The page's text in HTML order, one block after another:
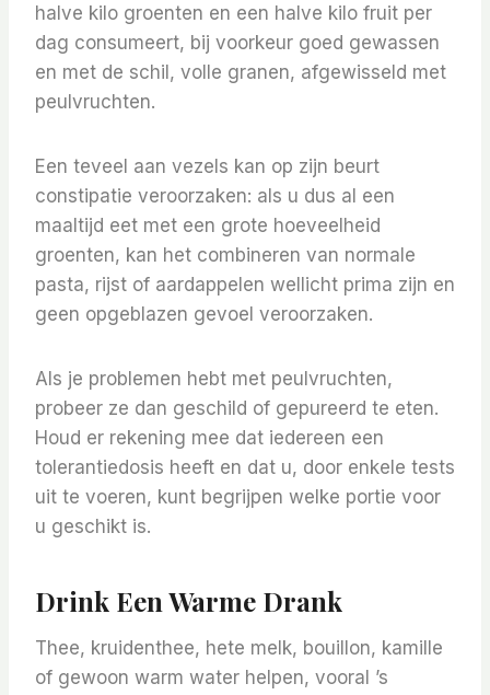
halve kilo groenten en een halve kilo fruit per
dag consumeert, bij voorkeur goed gewassen
en met de schil, volle granen, afgewisseld met
peulvruchten.
Een teveel aan vezels kan op zijn beurt
constipatie veroorzaken: als u dus al een
maaltijd eet met een grote hoeveelheid
groenten, kan het combineren van normale
pasta, rijst of aardappelen wellicht prima zijn en
geen opgeblazen gevoel veroorzaken.
Als je problemen hebt met peulvruchten,
probeer ze dan geschild of gepureerd te eten.
Houd er rekening mee dat iedereen een
tolerantiedosis heeft en dat u, door enkele tests
uit te voeren, kunt begrijpen welke portie voor
u geschikt is.
Drink Een Warme Drank
Thee, kruidenthee, hete melk, bouillon, kamille
of gewoon warm water helpen, vooral ’s